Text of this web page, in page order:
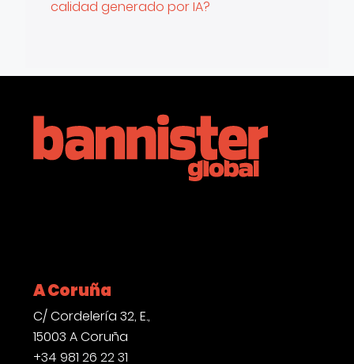
calidad generado por IA?
A Coruña
C/ Cordelería 32, E.,
15003 A Coruña
+34 981 26 22 31